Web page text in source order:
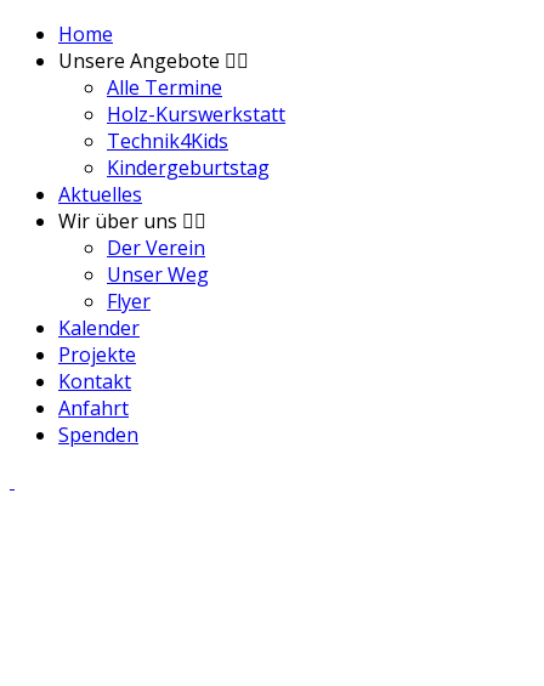
Home
Unsere Angebote
Alle Termine
Holz-Kurswerkstatt
Technik4Kids
Kindergeburtstag
Aktuelles
Wir über uns
Der Verein
Unser Weg
Flyer
Kalender
Projekte
Kontakt
Anfahrt
Spenden